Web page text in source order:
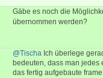
Gäbe es noch die
übernommen werden?
@Tischa Ich überlege
bedeuten, dass man jedes
das fertig aufgebaute